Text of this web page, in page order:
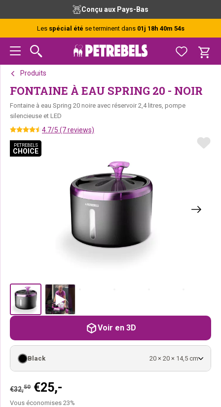
navigation
principale
principal
de
page
Conçu aux Pays-Bas
Les spécial été se terminent dans 01j 18h 40m 53s
Produits
FONTAINE À EAU SPRING 20 - NOIR
Fontaine à eau Spring 20 noire avec réservoir 2,4 litres, pompe
silencieuse et LED
4.7/5 (7 reviews)
PETREBELS
CHOICEPETREBELS CHOICE
PETREBELS
CHOICEPETREBELS CHOICE
€32,50 Le
prix
€25,-
prix
Vous économises 23%
Black 20 × 20 × 14,5 cm
Voir en 3D